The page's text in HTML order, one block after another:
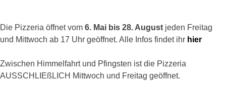
i
g
t
Die Pizzeria öffnet vom 6. Mai bis 28. August jeden Freitag
und Mittwoch ab 17 Uhr geöffnet. Alle Infos findet ihr hier
Zwischen Himmelfahrt und Pfingsten ist die Pizzeria
AUSSCHLIEßLICH Mittwoch und Freitag geöffnet.